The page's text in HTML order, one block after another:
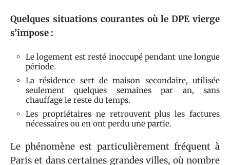
Quelques situations courantes où le DPE vierge
s’impose :
Le logement est resté inoccupé pendant une longue
période.
La résidence sert de maison secondaire, utilisée
seulement quelques semaines par an, sans
chauffage le reste du temps.
Les propriétaires ne retrouvent plus les factures
nécessaires ou en ont perdu une partie.
Le phénomène est particulièrement fréquent à
Paris et dans certaines grandes villes, où nombre